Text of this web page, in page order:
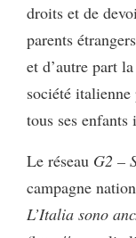
droits et de
parents
et d’autre part
société italienne
tous ses
Le réseau G2 –
campagne
L’Italia sono